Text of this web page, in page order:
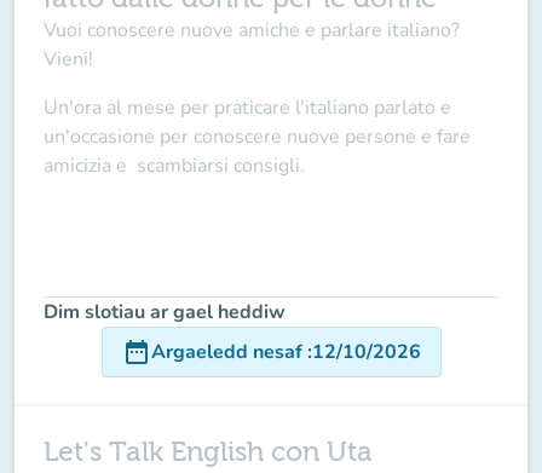
Vuoi conoscere nuove amiche e parlare italiano?
Vieni!
Un'ora al mese per praticare l'italiano parlato e
un'occasione per conoscere nuove persone e fare
amicizia e scambiarsi consigli.
Dim slotiau ar gael heddiw
date_rangeArgaeledd nesaf:12/10/2026
Let's Talk English con Uta